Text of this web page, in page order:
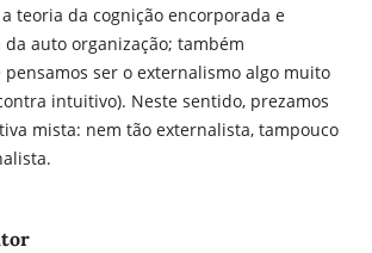
teoria da cognição encorporada e
auto organização; também
ser o externalismo algo muito
intuitivo). Neste sentido, prezamos
mista: nem tão externalista, tampouco